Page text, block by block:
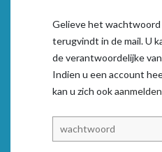
Gelieve het
terugvindt in de mail. U
de verantwoordelijke
Indien u een account
kan u zich ook